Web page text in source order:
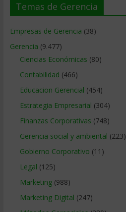
Temas de Gerencia
Empresas de Gerencia (38)
Gerencia (9.477)
Ciencias Económicas (80)
Contabilidad (466)
Educacion Gerencial (454)
Estrategia Empresarial (304)
Finanzas Corporativas (748)
Gerencia social y ambiental (223)
Gobierno Corporativo (11)
Legal (125)
Marketing(988)
Marketing Digital (247)